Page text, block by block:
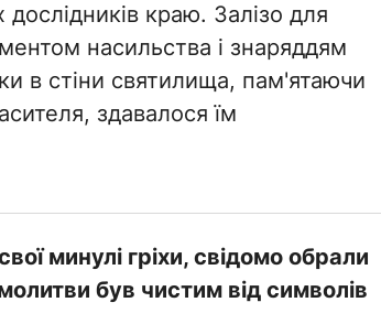
краю. Залізо для
насильства і знаряддям
в стіни святилища, пам'ятаючи
здавалося їм
минулі гріхи, свідомо обрали
був чистим від символів